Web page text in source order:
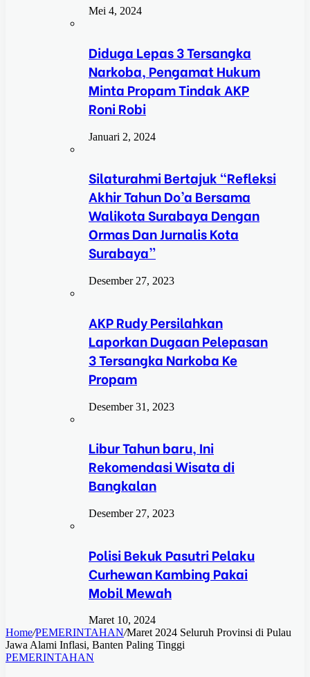
Mei 4, 2024
Diduga Lepas 3 Tersangka
Narkoba, Pengamat Hukum
Minta Propam Tindak AKP
Roni Robi
Januari 2, 2024
Silaturahmi Bertajuk “Refleksi
Akhir Tahun Do’a Bersama
Walikota Surabaya Dengan
Ormas Dan Jurnalis Kota
Surabaya”
Desember 27, 2023
AKP Rudy Persilahkan
Laporkan Dugaan Pelepasan
3 Tersangka Narkoba Ke
Propam
Desember 31, 2023
Libur Tahun baru, Ini
Rekomendasi Wisata di
Bangkalan
Desember 27, 2023
Polisi Bekuk Pasutri Pelaku
Curhewan Kambing Pakai
Mobil Mewah
Maret 10, 2024
Home/PEMERINTAHAN/Maret 2024 Seluruh Provinsi di Pulau
Jawa Alami Inflasi, Banten Paling Tinggi
PEMERINTAHAN